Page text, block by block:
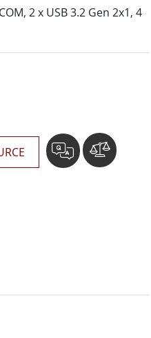
embarqués marine
2 x USB 3.2 Gen 2x1, 4